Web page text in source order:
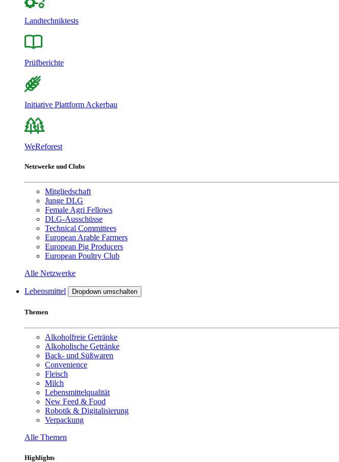
Landtechniktests
Prüfberichte
Initiative Plattform Ackerbau
WeReforest
Netzwerke und Clubs
Mitgliedschaft
Junge DLG
Female Agri Fellows
DLG-Ausschüsse
Technical Committees
European Arable Farmers
European Pig Producers
European Poultry Club
Alle Netzwerke
Lebensmittel Dropdown umschalten
Themen
Alkoholfreie Getränke
Alkoholische Getränke
Back- und Süßwaren
Convenience
Fleisch
Milch
Lebensmittelqualität
New Feed & Food
Robotik & Digitalisierung
Verpackung
Alle Themen
Highlights